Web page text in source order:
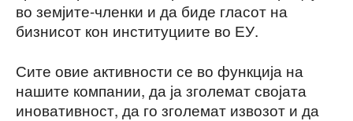
во земјите-членки и да биде гласот на
бизнисот кон институциите во ЕУ.
Сите овие активности се во функција на
нашите компании, да ја зголемат својата
иновативност, да го зголемат извозот и да